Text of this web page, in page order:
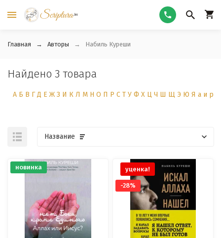
Главная Авторы Набиль Куреши
Найдено 3 товара
А Б В Г Д Е Ж З И К Л М Н О П Р С Т У Ф Х Ц Ч Ш Щ Э Ю Я а и р
Название
новинка уценка!
-28%